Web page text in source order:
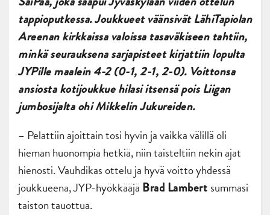
tappioputkessa. Joukkueet väänsivät LähiTapiolan
Areenan kirkkaissa valoissa tasaväkiseen tahtiin,
minkä seurauksena sarjapisteet kirjattiin lopulta
JYPille maalein 4-2 (0-1, 2-1, 2-0). Voittonsa
ansiosta kotijoukkue hilasi itsensä pois Liigan
jumbosijalta ohi Mikkelin Jukureiden.
– Pelattiin ajoittain tosi hyvin ja vaikka välillä oli
hieman huonompia hetkiä, niin taisteltiin nekin ajat
hienosti. Vauhdikas ottelu ja hyvä voitto yhdessä
joukkueena, JYP-hyökkääjä Brad Lambert summasi
taiston tauottua.